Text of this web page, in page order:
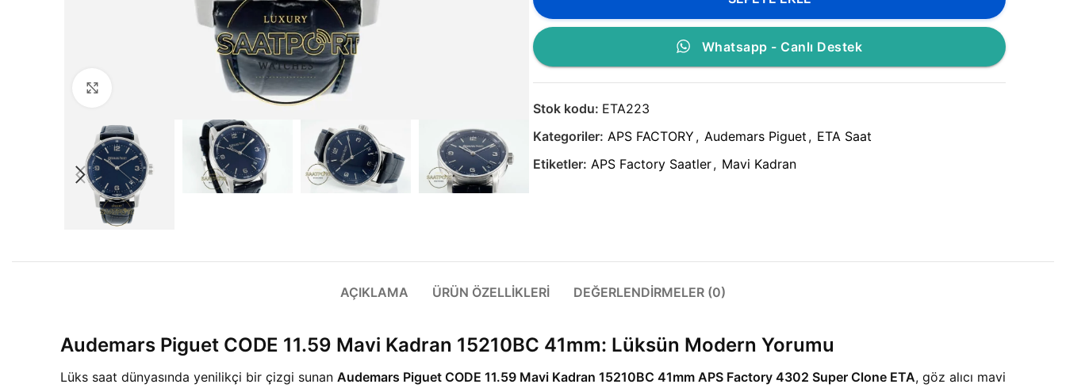
Büyütmek için tıklayın
Whatsapp - Canlı Destek
Stok kodu: ETA223
Kategoriler: APS FACTORY , Audemars Piguet , ETA Saat
Etiketler: APS Factory Saatler, Mavi Kadran
AÇIKLAMA ÜRÜN ÖZELLIKLERI DEĞERLENDIRMELER (0)
Audemars Piguet CODE 11.59 Mavi Kadran 15210BC 41mm: Lüksün Modern Yorumu
Lüks saat dünyasında yenilikçi bir çizgi sunan Audemars Piguet CODE 11.59 Mavi Kadran 15210BC 41mm APS Factory 4302 Super Clone ETA, göz alıcı mavi